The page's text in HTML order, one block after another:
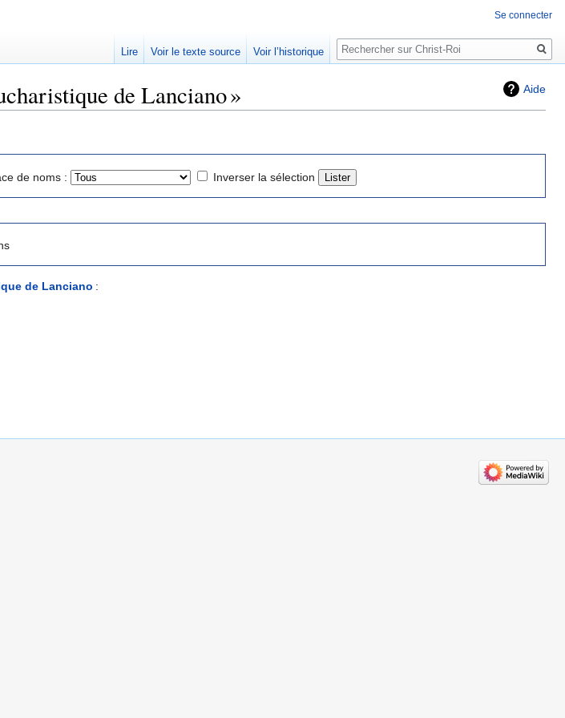
Aide
de Lanciano »
de noms : Inverser la sélection
de Lanciano :
Se connecter
Lire Voir le texte source Voir l’historique
Rechercher